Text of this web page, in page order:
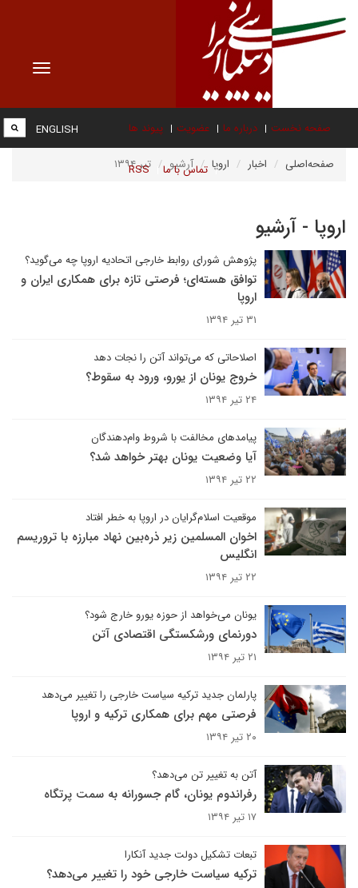
Toggle
صفحه نخست درباره ما عضویت پیوند ها
تماس با ما RSS
ENGLISH
صفحه‌اصلی اخبار اروپا آرشیو تیر ۱۳۹۴
اروپا - آرشیو
پژوهش شورای روابط خارجی اتحادیه اروپا چه می‌گوید؟
توافق هسته‌ای؛ فرصتی تازه برای همکاری ایران و
اروپا
۳۱ تیر ۱۳۹۴
اصلاحاتی که می‌تواند آتن را نجات دهد
خروج یونان از یورو، ورود به سقوط؟
۲۴ تیر ۱۳۹۴
پیامدهای مخالفت با شروط وام‌دهندگان
آیا وضعیت یونان بهتر خواهد شد؟
۲۲ تیر ۱۳۹۴
موقعیت اسلام‌گرایان در اروپا به خطر افتاد
اخوان المسلمین زیر ذره‌بین نهاد مبارزه با تروریسم
انگلیس
۲۲ تیر ۱۳۹۴
یونان می‌خواهد از حوزه یورو خارج شود؟
دورنمای ورشکستگی اقتصادی آتن
۲۱ تیر ۱۳۹۴
پارلمان جدید ترکیه سیاست خارجی را تغییر می‌دهد
فرصتی مهم برای همکاری ترکیه و اروپا
۲۰ تیر ۱۳۹۴
آتن به تغییر تن می‌دهد؟
رفراندوم یونان، گام جسورانه به سمت پرتگاه
۱۷ تیر ۱۳۹۴
تبعات تشکیل دولت جدید آنکارا
ترکیه سیاست خارجی خود را تغییر می‌دهد؟